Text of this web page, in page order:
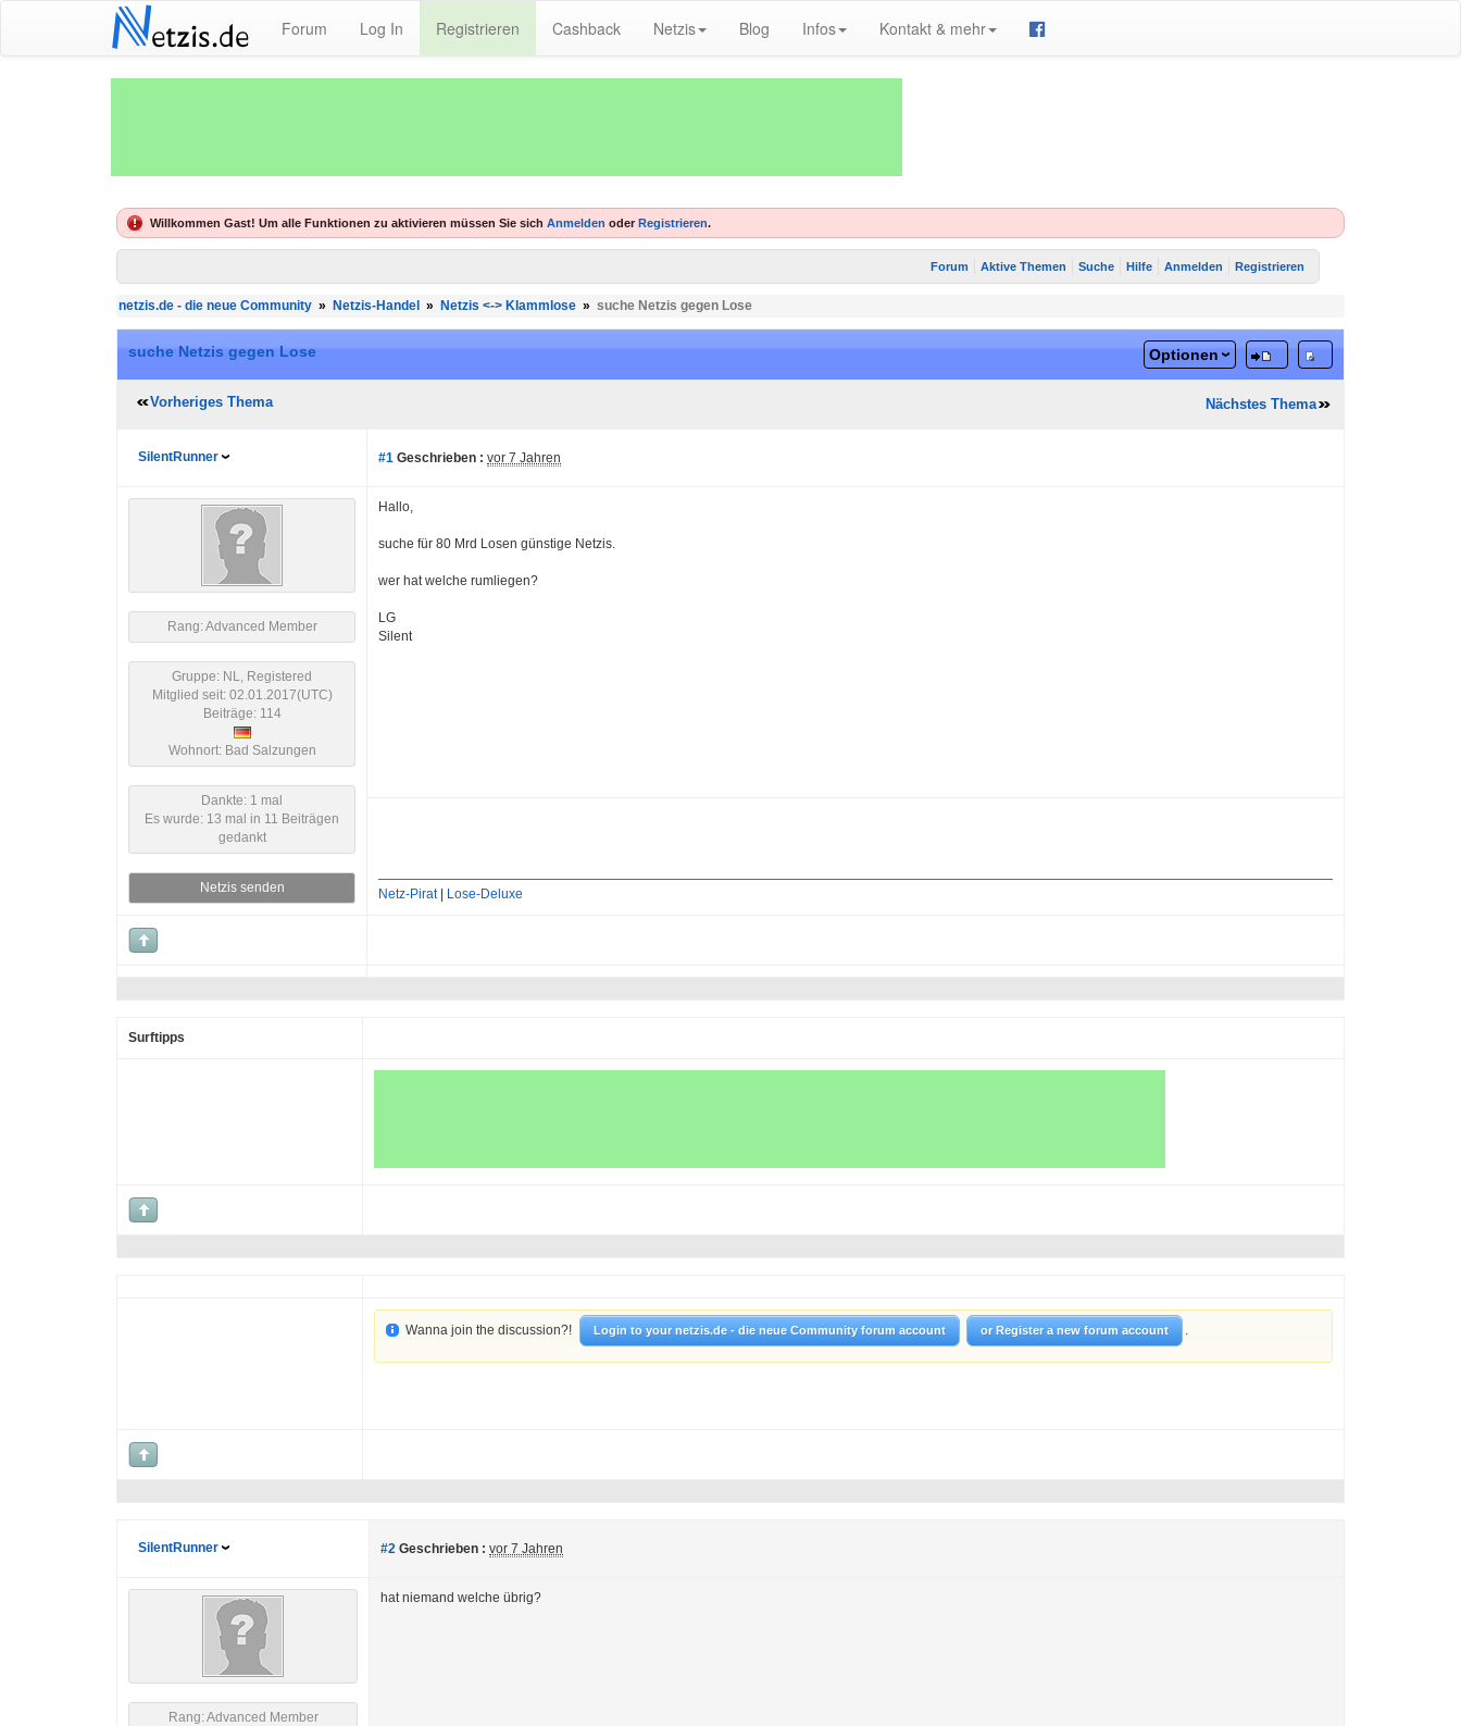
Netzis.de Forum Log In Registrieren Cashback Netzis Blog Infos Kontakt & mehr
Willkommen Gast! Um alle Funktionen zu aktivieren müssen Sie sich Anmelden oder Registrieren.
Forum Aktive Themen Suche Hilfe Anmelden Registrieren
netzis.de - die neue Community » Netzis-Handel » Netzis <-> Klammlose » suche Netzis gegen Lose
suche Netzis gegen Lose Optionen
Vorheriges Thema Nächstes Thema
SilentRunner #1 Geschrieben : vor 7 Jahren
Rang: Advanced Member
Gruppe: NL, Registered
Mitglied seit: 02.01.2017(UTC)
Beiträge: 114
Wohnort: Bad Salzungen
Dankte: 1 mal
Es wurde: 13 mal in 11 Beiträgen
gedankt
Netzis senden
Hallo,
suche für 80 Mrd Losen günstige Netzis.
wer hat welche rumliegen?
LG
Silent
Netz-Pirat| Lose-Deluxe
Surftipps
Wanna join the discussion?! Login to your netzis.de - die neue Community forum account or Register a new forum account .
SilentRunner #2 Geschrieben : vor 7 Jahren
Rang: Advanced Member
hat niemand welche übrig?